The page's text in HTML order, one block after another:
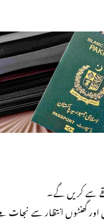
سے کریں گے۔
گھنٹوں انتظار سے نجات